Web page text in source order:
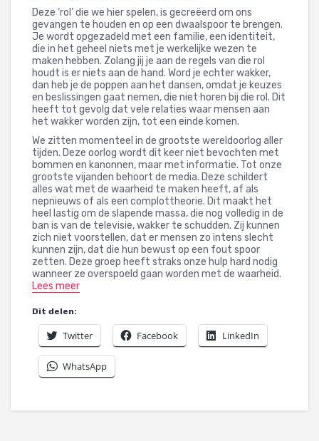
Deze ‘rol’ die we hier spelen, is gecreëerd om ons
gevangen te houden en op een dwaalspoor te brengen.
Je wordt opgezadeld met een familie, een identiteit,
die in het geheel niets met je werkelijke wezen te
maken hebben. Zolang jij je aan de regels van die rol
houdt is er niets aan de hand. Word je echter wakker,
dan heb je de poppen aan het dansen, omdat je keuzes
en beslissingen gaat nemen, die niet horen bij die rol. Dit
heeft tot gevolg dat vele relaties waar mensen aan
het wakker worden zijn, tot een einde komen.
We zitten momenteel in de grootste wereldoorlog aller
tijden. Deze oorlog wordt dit keer niet bevochten met
bommen en kanonnen, maar met informatie. Tot onze
grootste vijanden behoort de media. Deze schildert
alles wat met de waarheid te maken heeft, af als
nepnieuws of als een complottheorie. Dit maakt het
heel lastig om de slapende massa, die nog volledig in de
ban is van de televisie, wakker te schudden. Zij kunnen
zich niet voorstellen, dat er mensen zo intens slecht
kunnen zijn, dat die hun bewust op een fout spoor
zetten. Deze groep heeft straks onze hulp hard nodig
wanneer ze overspoeld gaan worden met de waarheid.
Lees meer
Dit delen:
Twitter Facebook LinkedIn
WhatsApp